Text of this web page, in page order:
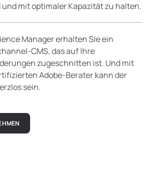
mit optimaler Kapazität zu halten.
Manager erhalten Sie ein
CMS, das auf Ihre
zugeschnitten ist. Und mit
Adobe-Berater kann der
sein.